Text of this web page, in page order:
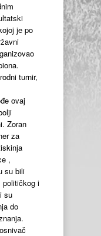
je po
turnir,
ovaj
Zoran
za
,
su bili
političkog i
su
do